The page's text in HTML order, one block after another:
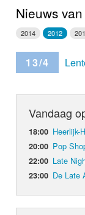
Foto's
Video
Info
Nieuws
2014 2012
13/4
Vandaag
18:00 Heerlijk-
20:00 Pop
22:00 Late
23:00 De Late